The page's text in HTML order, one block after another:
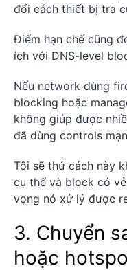
đổi cách thiết bị tra
Điểm hạn chế cũng
ích với DNS-level
Nếu network dùng
blocking hoặc
không giúp được
đã dùng controls
Tôi sẽ thử cách này
cụ thể và block có
vọng nó xử lý được
3. Chuyển
hoặc